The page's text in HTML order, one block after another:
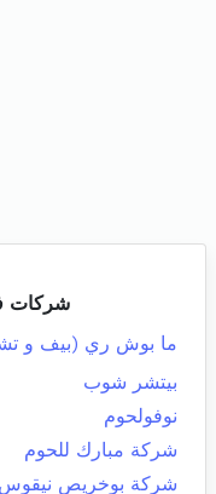
شركات
ما بوش ري (بيف و
بيتشر شوب
نوفولحوم
شركة مبارك للحوم
شركة بوخريص نيقوس